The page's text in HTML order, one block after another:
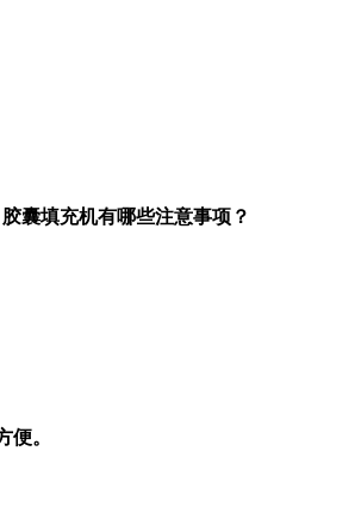
囊填充机有哪些注意事项？
。